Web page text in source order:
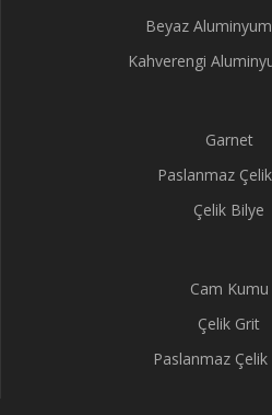
Beyaz
Kahverengi
Garnet
Paslanmaz
Çelik Bilye
Cam Kumu
Çelik Grit
Paslanmaz Çelik